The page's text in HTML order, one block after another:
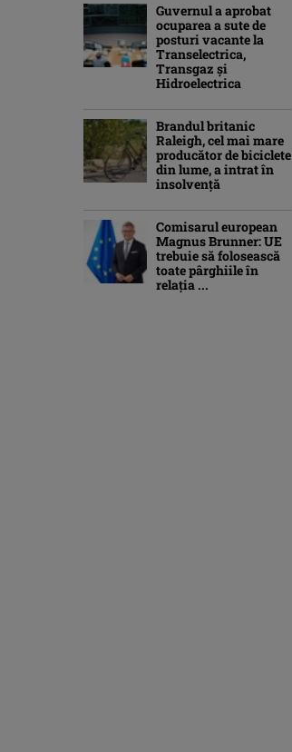
Guvernul a aprobat
ocuparea a sute de
posturi vacante la
Transelectrica,
Transgaz și
Hidroelectrica
Brandul britanic
Raleigh, cel mai mare
producător de biciclete
din lume, a intrat în
insolvență
Comisarul european
Magnus Brunner: UE
trebuie să folosească
toate pârghiile în
relația ...